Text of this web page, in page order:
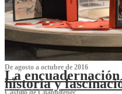
De agosto a octubre de 2016
La
historia y
Castillo de Chapultepec